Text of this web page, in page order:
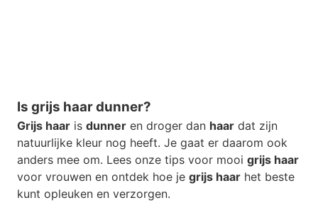
Is grijs haar dunner?
Grijs haar is dunner en droger dan haar dat zijn
natuurlijke kleur nog heeft. Je gaat er daarom ook
anders mee om. Lees onze tips voor mooi grijs haar
voor vrouwen en ontdek hoe je grijs haar het beste
kunt opleuken en verzorgen.